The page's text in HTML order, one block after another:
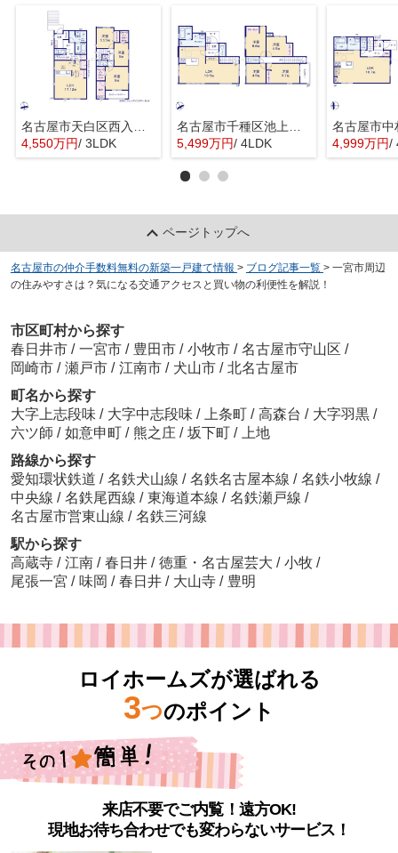
4,550万円/ 3LDK
5,499万円/ 4LDK 4,999万円/
ページトップへ
名古屋市の仲介手数料無料の新築一戸建て情報 > ブログ記事一覧 > 一宮市周辺
の住みやすさは？気になる交通アクセスと買い物の利便性を解説！
市区町村から探す
春日井市 / 一宮市 / 豊田市 / 小牧市 / 名古屋市守山区 /
岡崎市 / 瀬戸市 / 江南市 / 犬山市 / 北名古屋市
町名から探す
大字上志段味 / 大字中志段味 / 上条町 / 高森台 / 大字羽黒 /
六ツ師 / 如意申町 / 熊之庄 / 坂下町 /
上地
路線から探す
愛知環状鉄道 / 名鉄犬山線 / 名鉄名古屋本線 / 名鉄小牧線 /
中央線 / 名鉄尾西線 / 東海道本線 / 名鉄瀬戸線 /
名古屋市営東山線 / 名鉄三河線
駅から探す
高蔵寺 / 江南 / 春日井 / 徳重・名古屋芸大 / 小牧 /
尾張一宮 / 味岡 / 春日井 / 大山寺 / 豊明
ロイホームズが選ばれる
3つのポイント
来店不要でご内覧！遠方OK!
現地お待ち合わせでも変わらないサービス！